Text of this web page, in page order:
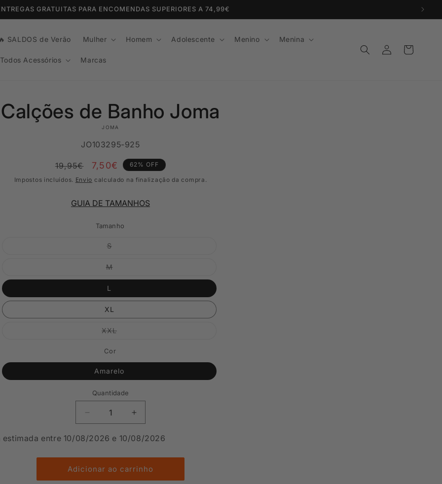
GRATUITAS PARA ENCOMENDAS SUPERIORES A 74,99€
SALDOS de Verão Mulher Homem Adolescente Menino Menina
Todos Acessórios Marcas
Iniciar
sessão
Carrinho
Calções de Banho Joma
JOMA
SKU:
JO103295-925
Preço
normal
19,95€
Preço
de
7,50€ 62% OFF
Impostos incluídos. Envio calculado na finalização da compra.
GUIA DE TAMANHOS
Tamanho
SVariante
indisponível
MVariante
ou
L
XL
XXLVariante
Cor
Amarelo
Quantidade
Diminuir
a
quantidade
Calções
de
Banho
Aumentar
a
quantidade
Calções
de
Banho
estimada entre 10/08/2026 e 10/08/2026
Adicionar ao carrinho